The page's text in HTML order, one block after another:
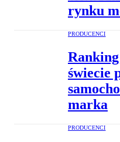
rynku
PRODUCENCI
świecie
marka
PRODUCENCI